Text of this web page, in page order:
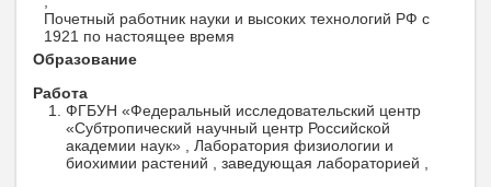
Почетный работник науки и высоких технологий РФ с
1921 по настоящее время
Образование
Работа
ФГБУН «Федеральный исследовательский центр
«Субтропический научный центр Российской
академии наук» , Лаборатория физиологии и
биохимии растений , заведующая лабораторией ,